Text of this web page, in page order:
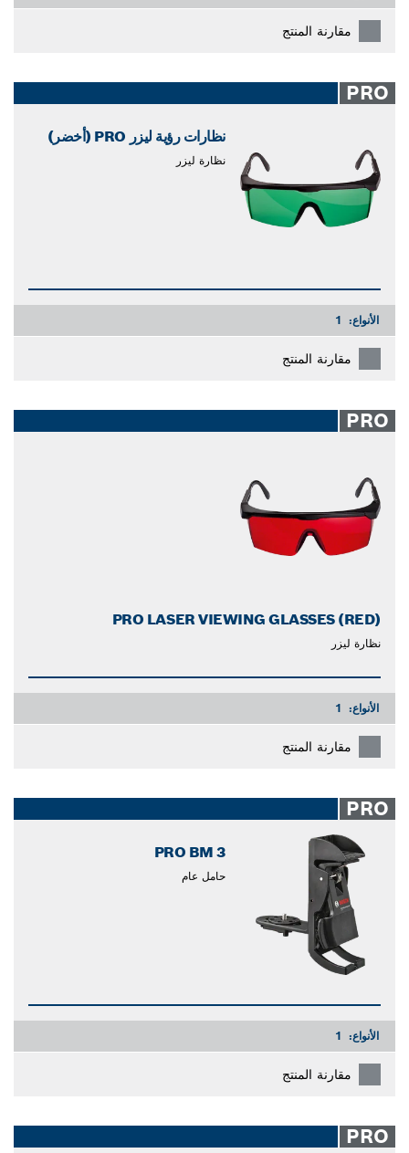
مقارنة المنتج
PRO
نظارات رؤية ليزر PRO (أخضر)
نظارة ليزر
الأنواع: 1
مقارنة المنتج
PRO
PRO LASER VIEWING GLASSES (RED)
نظارة ليزر
الأنواع: 1
مقارنة المنتج
PRO
PRO BM 3
حامل عام
الأنواع: 1
مقارنة المنتج
PRO